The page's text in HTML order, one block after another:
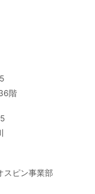
階
ピン事業部